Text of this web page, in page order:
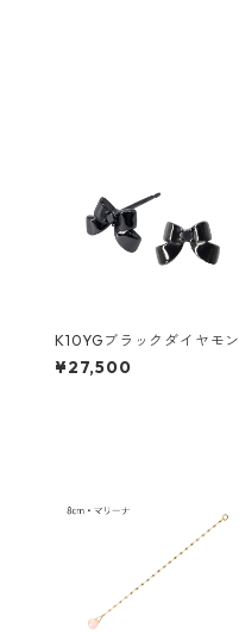
K10YGブラックダイヤモン
ド ピアス
¥27,500